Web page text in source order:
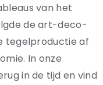
van het
de art-deco-
tegelproductie af
In onze
in de tijd en vind